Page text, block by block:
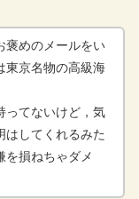
褒めのメールをい
東京名物の高級海
ってないけど，気
はしてくれるみた
を損ねちゃダメ